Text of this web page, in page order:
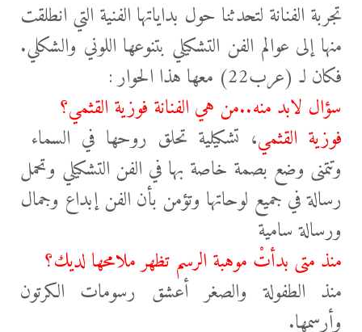
تجربة الفنانة لتحدثنا حول بداياتها الفنية التي انطلقت
منها إلى عوالم الفن التشكيلي بتنوعها اللوني والشكلي.
فكان لـ (عرب22) معها هذا الحوار :
سؤال لابد منه..من هي الفنانة فوزية القثمي؟
فوزية القثمي، تشكيلية تحلق روحها في السماء
وتتمنى وضع بصمة خاصة بها في الفن التشكيلي وتحمل
رسالة في جميع لوحاتها وتؤمن بأن الفن إبداع وجمال
ورسالة سامية
منذ متى بدأتْ موهبة الرسم تظهر ملامحها لديك؟
منذ الطفولة والصغر أعشق رسومات الكرتون
وأرسمها.